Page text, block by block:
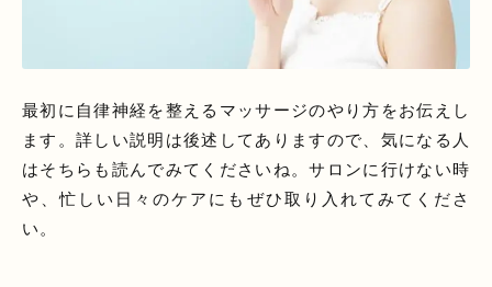
最初に自律神経を整えるマッサージのやり方をお伝えし
ます。詳しい説明は後述してありますので、気になる人
はそちらも読んでみてくださいね。サロンに行けない時
や、忙しい日々のケアにもぜひ取り入れてみてくださ
い。